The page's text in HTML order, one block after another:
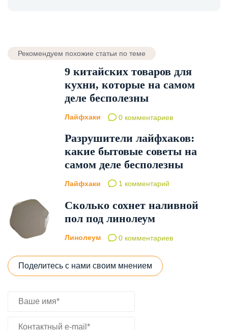
Рекомендуем похожие статьи по теме
9 китайских товаров для
кухни, которые на самом
деле бесполезны
Лайфхаки 0 комментариев
Разрушители лайфхаков:
какие бытовые советы на
самом деле бесполезны
Лайфхаки 1 комментарий
Сколько сохнет наливной
пол под линолеум
Линолеум 0 комментариев
Поделитесь с нами своим мнением